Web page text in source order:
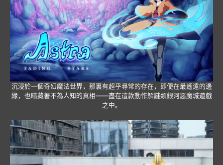
沉浸於一個奇幻魔法世界，那裏有超乎尋常的存在，即便在最遙遠的邊
緣，也暗藏著不為人知的真相——盡在這款動作解謎類銀河惡魔城遊戲
之中。